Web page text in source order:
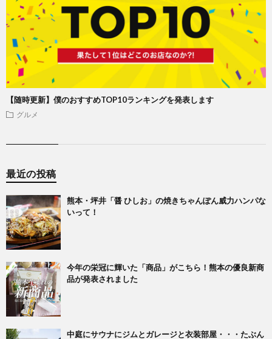
【随時更新】僕のおすすめTOP10ランキングを発表します
グルメ
最近の投稿
熊本・坪井「醤 ひしお」の焼きちゃんぽん威力ハンパな
いって！
今年の栄冠に輝いた「商品」がこちら！熊本の優良新商
品が発表されました
中庭にサウナにジムとガレージと衣装部屋・・・たぶん